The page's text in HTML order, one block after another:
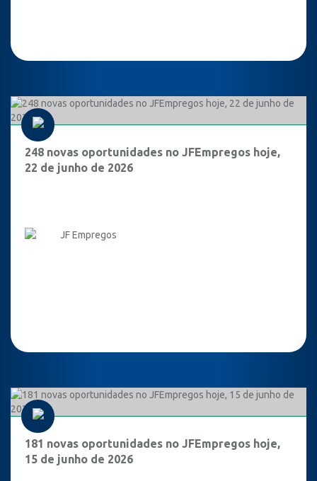
248 novas oportunidades no JFEmpregos hoje,
22 de junho de 2026
JF Empregos
181 novas oportunidades no JFEmpregos hoje,
15 de junho de 2026